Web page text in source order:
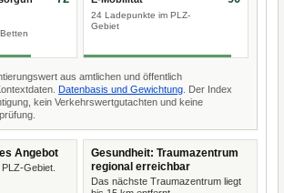
24 Ladepunkte im PLZ-
Gebiet
aus amtlichen und öffentlich
Datenbasis und Gewichtung . Der Index
kein Verkehrswertgutachten und keine
Angebot
Gebiet.
Gesundheit: Traumazentrum
regional erreichbar
Das nächste Traumazentrum liegt